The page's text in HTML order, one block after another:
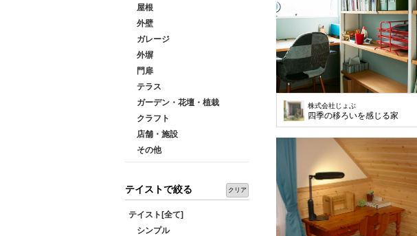
屋根
外壁
ガレージ
外塀
門扉
テラス
ガーデン・花壇・植栽
クラフト
店舗・施設
その他
テイストで絞る クリア
テイスト[全て]
シンプル
株式会社じょぶ
四季の移ろいを感じる家